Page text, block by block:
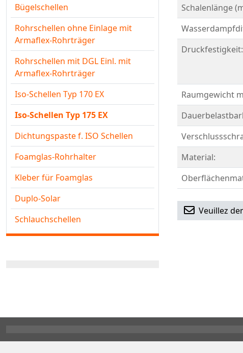
Bügelschellen
Rohrschellen ohne Einlage mit
Armaflex-Rohrträger
Rohrschellen mit DGL Einl. mit
Armaflex-Rohrträger
Iso-Schellen Typ 170 EX
Iso-Schellen Typ 175 EX
Dichtungspaste f. ISO Schellen
Foamglas-Rohrhalter
Kleber für Foamglas
Duplo-Solar
Schlauchschellen
Schalenlänge
Druckfestigkeit:
Raumgewicht
Material:
Veuillez